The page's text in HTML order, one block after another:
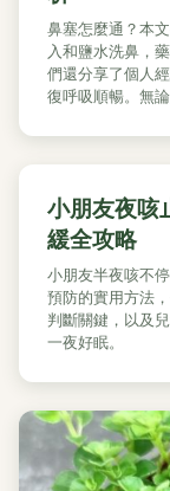
鼻塞怎麼通？本
入和鹽水洗鼻，
們還分享了個人
復呼吸順暢。無
小朋友夜咳
緩全攻略
小朋友半夜咳不
預防的實用方法
判斷關鍵，以及
一夜好眠。